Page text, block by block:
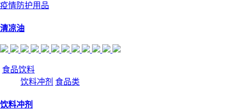
疫情防护用品
清凉油
食品饮料
饮料冲剂 食品类
饮料冲剂